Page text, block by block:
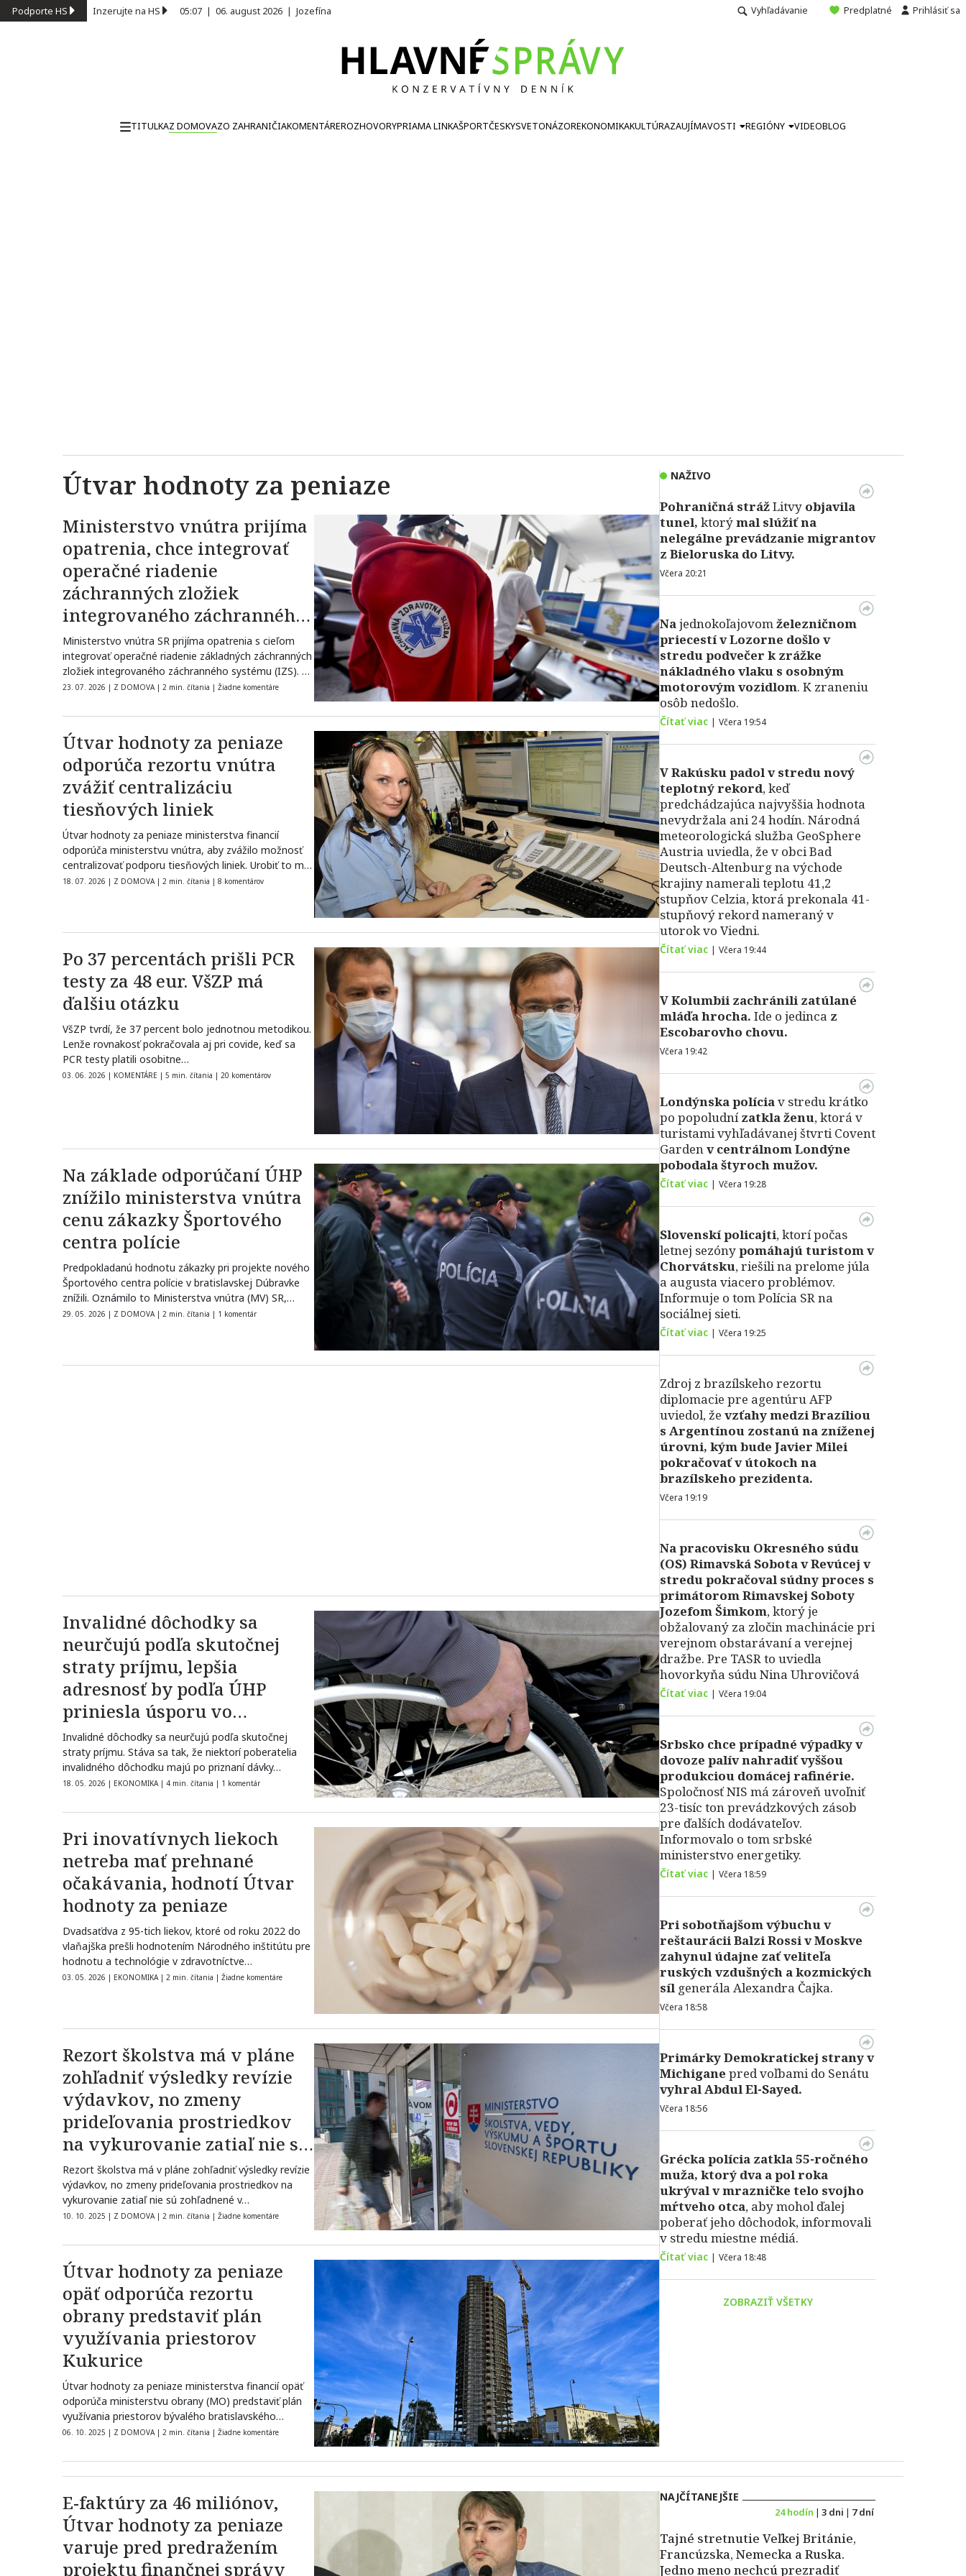
Podporte HS Inzerujte na HS 05:07 | 06. august 2026 | Jozefína Vyhľadávanie Predplatné Prihlásiť sa
TITULKAZ DOMOVAZO ZAHRANIČIAKOMENTÁREROZHOVORYPRIAMA LINKAŠPORTČESKYSVETONÁZOREKONOMIKAKULTÚRAZAUJÍMAVOSTI REGIÓNY VIDEOBLOG
Útvar hodnoty za peniaze
Ministerstvo vnútra prijíma
opatrenia, chce integrovať
operačné riadenie
záchranných zložiek
integrovaného záchranného
systému
Ministerstvo vnútra SR prijíma opatrenia s cieľom
integrovať operačné riadenie základných záchranných
zložiek integrovaného záchranného systému (IZS). V
reakcii na…
23. 07. 2026 | Z DOMOVA | 2 min. čítania | Žiadne komentáre
Útvar hodnoty za peniaze
odporúča rezortu vnútra
zvážiť centralizáciu
tiesňových liniek
Útvar hodnoty za peniaze ministerstva financií
odporúča ministerstvu vnútra, aby zvážilo možnosť
centralizovať podporu tiesňových liniek. Urobiť to má
najmä…
18. 07. 2026 | Z DOMOVA | 2 min. čítania | 8 komentárov
Po 37 percentách prišli PCR
testy za 48 eur. VšZP má
ďalšiu otázku
VšZP tvrdí, že 37 percent bolo jednotnou metodikou.
Lenže rovnakosť pokračovala aj pri covide, keď sa
PCR testy platili osobitne…
03. 06. 2026 | KOMENTÁRE | 5 min. čítania | 20 komentárov
Na základe odporúčaní ÚHP
znížilo ministerstva vnútra
cenu zákazky Športového
centra polície
Predpokladanú hodnotu zákazky pri projekte nového
Športového centra polície v bratislavskej Dúbravke
znížili. Oznámilo to Ministerstva vnútra (MV) SR,
ktoré…
29. 05. 2026 | Z DOMOVA | 2 min. čítania | 1 komentár
Invalidné dôchodky sa
neurčujú podľa skutočnej
straty príjmu, lepšia
adresnosť by podľa ÚHP
priniesla úsporu vo
výdavkoch štátu
Invalidné dôchodky sa neurčujú podľa skutočnej
straty príjmu. Stáva sa tak, že niektorí poberatelia
invalidného dôchodku majú po priznaní dávky…
18. 05. 2026 | EKONOMIKA | 4 min. čítania | 1 komentár
Pri inovatívnych liekoch
netreba mať prehnané
očakávania, hodnotí Útvar
hodnoty za peniaze
Dvadsaťdva z 95-tich liekov, ktoré od roku 2022 do
vlaňajška prešli hodnotením Národného inštitútu pre
hodnotu a technológie v zdravotníctve…
03. 05. 2026 | EKONOMIKA | 2 min. čítania | Žiadne komentáre
Rezort školstva má v pláne
zohľadniť výsledky revízie
výdavkov, no zmeny
prideľovania prostriedkov
na vykurovanie zatiaľ nie sú
zohľadnené v novom zákone
o financovaní
Rezort školstva má v pláne zohľadniť výsledky revízie
výdavkov, no zmeny prideľovania prostriedkov na
vykurovanie zatiaľ nie sú zohľadnené v…
10. 10. 2025 | Z DOMOVA | 2 min. čítania | Žiadne komentáre
Útvar hodnoty za peniaze
opäť odporúča rezortu
obrany predstaviť plán
využívania priestorov
Kukurice
Útvar hodnoty za peniaze ministerstva financií opäť
odporúča ministerstvu obrany (MO) predstaviť plán
využívania priestorov bývalého bratislavského
internátu Hviezda, známeho…
06. 10. 2025 | Z DOMOVA | 2 min. čítania | Žiadne komentáre
NAŽIVO
Pohraničná strážLitvy objavila
tunel, ktorýmal slúžiť na
nelegálne prevádzanie migrantov
z Bieloruska do Litvy.
Včera 20:21
Najednokoľajovomželezničnom
priecestí v Lozorne došlo v
stredu podvečer k zrážke
nákladného vlaku s osobným
motorovým vozidlom. K zraneniu
osôb nedošlo.
Čítať viac | Včera 19:54
V Rakúsku padol v stredu nový
teplotný rekord, keď
predchádzajúca najvyššia hodnota
nevydržala ani 24 hodín. Národná
meteorologická služba GeoSphere
Austria uviedla, že v obci Bad
Deutsch-Altenburg na východe
krajiny namerali teplotu 41,2
stupňov Celzia, ktorá prekonala 41-
stupňový rekord nameraný v
utorok vo Viedni.
Čítať viac | Včera 19:44
V Kolumbii zachránili zatúlané
mláďa hrocha. Ide o jedinca z
Escobarovho chovu.
Včera 19:42
Londýnska políciav stredu krátko
po popoludnízatkla ženu, ktorá v
turistami vyhľadávanej štvrti Covent
Gardenv centrálnom Londýne
pobodala štyroch mužov.
Čítať viac | Včera 19:28
Slovenskí policajti, ktorí počas
letnej sezónypomáhajú turistom v
Chorvátsku, riešili na prelome júla
a augusta viacero problémov.
Informuje o tom Polícia SR na
sociálnej sieti.
Čítať viac | Včera 19:25
Zdroj z brazílskeho rezortu
diplomacie pre agentúru AFP
uviedol, že vzťahy medzi Brazíliou
s Argentínou zostanú na zníženej
úrovni, kým bude Javier Milei
pokračovať v útokoch na
brazílskeho prezidenta.
Včera 19:19
Na pracovisku Okresného súdu
(OS) Rimavská Sobota v Revúcej v
stredu pokračoval súdny proces s
primátorom Rimavskej Soboty
Jozefom Šimkom, ktorý je
obžalovaný za zločin machinácie pri
verejnom obstarávaní a verejnej
dražbe. Pre TASR to uviedla
hovorkyňa súdu Nina Uhrovičová
Čítať viac | Včera 19:04
Srbsko chce prípadné výpadky v
dovoze palív nahradiť vyššou
produkciou domácej rafinérie.
Spoločnosť NIS má zároveň uvoľniť
23-tisíc ton prevádzkových zásob
pre ďalších dodávateľov.
Informovalo o tom srbské
ministerstvo energetiky.
Čítať viac | Včera 18:59
Pri sobotňajšom výbuchu v
reštaurácii Balzi Rossi v Moskve
zahynul údajne zať veliteľa
ruských vzdušných a kozmických
síl generála Alexandra Čajka.
Včera 18:58
Primárky Demokratickej strany v
Michigane pred voľbami do Senátu
vyhral Abdul El-Sayed.
Včera 18:56
Grécka polícia zatkla 55-ročného
muža, ktorý dva a pol roka
ukrýval v mrazničke telo svojho
mŕtveho otca, aby mohol ďalej
poberať jeho dôchodok, informovali
v stredu miestne médiá.
Čítať viac | Včera 18:48
ZOBRAZIŤ VŠETKY
E-faktúry za 46 miliónov,
Útvar hodnoty za peniaze
varuje pred predražením
projektu finančnej správy
NAJČÍTANEJŠIE
24 hodín | 3 dni | 7 dní